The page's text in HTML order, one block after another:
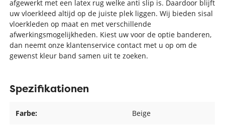
afgewerkt met een latex rug welke anti slip is. Daardoor blijft
uw vloerkleed altijd op de juiste plek liggen. Wij bieden sisal
vloerkleden op maat en met verschillende
afwerkingsmogelijkheden. Kiest uw voor de optie banderen,
dan neemt onze klantenservice contact met u op om de
gewenst kleur band samen uit te zoeken.
Spezifikationen
Farbe: Beige